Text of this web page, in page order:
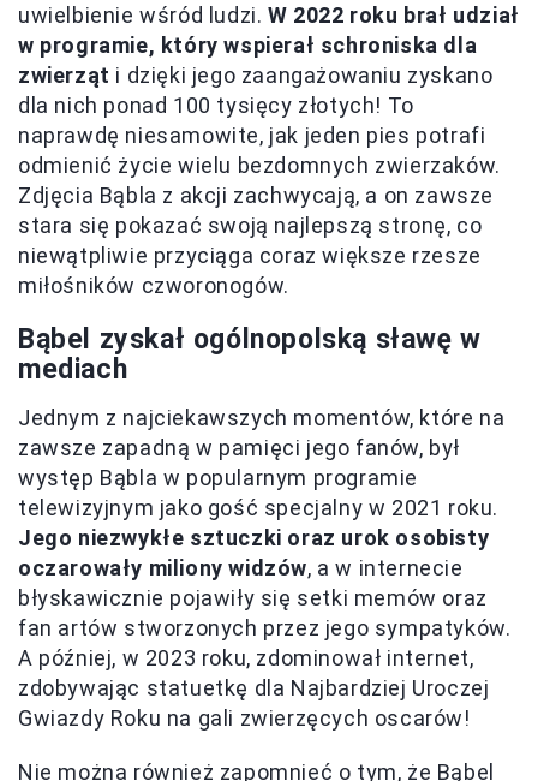
uwielbienie wśród ludzi.W 2022 roku brał udział
w programie, który wspierał schroniska dla
zwierząt i dzięki jego zaangażowaniu zyskano
dla nich ponad 100 tysięcy złotych! To
naprawdę niesamowite, jak jeden pies potrafi
odmienić życie wielu bezdomnych zwierzaków.
Zdjęcia Bąbla z akcji zachwycają, a on zawsze
stara się pokazać swoją najlepszą stronę, co
niewątpliwie przyciąga coraz większe rzesze
miłośników czworonogów.
Bąbel zyskał ogólnopolską sławę w
mediach
Jednym z najciekawszych momentów, które na
zawsze zapadną w pamięci jego fanów, był
występ Bąbla w popularnym programie
telewizyjnym jako gość specjalny w 2021 roku.
Jego niezwykłe sztuczki oraz urok osobisty
oczarowały miliony widzów, a w internecie
błyskawicznie pojawiły się setki memów oraz
fan artów stworzonych przez jego sympatyków.
A później, w 2023 roku, zdominował internet,
zdobywając statuetkę dla Najbardziej Uroczej
Gwiazdy Roku na gali zwierzęcych oscarów!
Nie można również zapomnieć o tym, że Bąbel